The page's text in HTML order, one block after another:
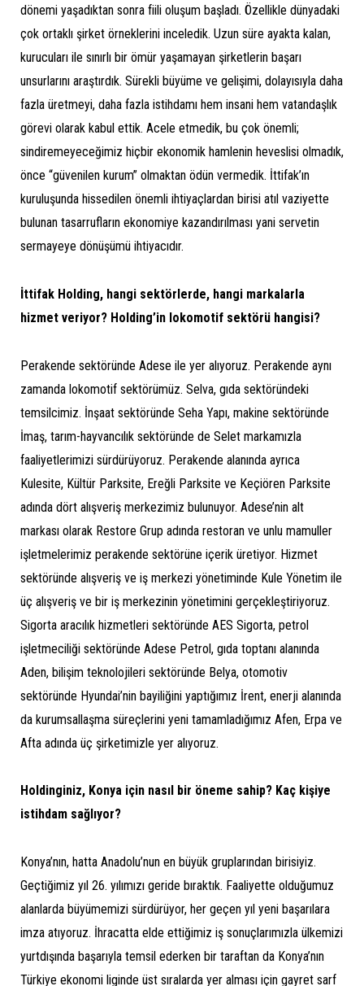
dönemi yaşadıktan sonra fiili oluşum başladı. Özellikle dünyadaki
çok ortaklı şirket örneklerini inceledik. Uzun süre ayakta kalan,
kurucuları ile sınırlı bir ömür yaşamayan şirketlerin başarı
unsurlarını araştırdık. Sürekli büyüme ve gelişimi, dolayısıyla daha
fazla üretmeyi, daha fazla istihdamı hem insani hem vatandaşlık
görevi olarak kabul ettik. Acele etmedik, bu çok önemli;
sindiremeyeceğimiz hiçbir ekonomik hamlenin heveslisi olmadık,
önce “güvenilen kurum” olmaktan ödün vermedik. İttifak’ın
kuruluşunda hissedilen önemli ihtiyaçlardan birisi atıl vaziyette
bulunan tasarrufların ekonomiye kazandırılması yani servetin
sermayeye dönüşümü ihtiyacıdır.
İttifak Holding, hangi sektörlerde, hangi markalarla
hizmet veriyor? Holding’in lokomotif sektörü hangisi?
Perakende sektöründe Adese ile yer alıyoruz. Perakende aynı
zamanda lokomotif sektörümüz. Selva, gıda sektöründeki
temsilcimiz. İnşaat sektöründe Seha Yapı, makine sektöründe
İmaş, tarım-hayvancılık sektöründe de Selet markamızla
faaliyetlerimizi sürdürüyoruz. Perakende alanında ayrıca
Kulesite, Kültür Parksite, Ereğli Parksite ve Keçiören Parksite
adında dört alışveriş merkezimiz bulunuyor. Adese’nin alt
markası olarak Restore Grup adında restoran ve unlu mamuller
işletmelerimiz perakende sektörüne içerik üretiyor. Hizmet
sektöründe alışveriş ve iş merkezi yönetiminde Kule Yönetim ile
üç alışveriş ve bir iş merkezinin yönetimini gerçekleştiriyoruz.
Sigorta aracılık hizmetleri sektöründe AES Sigorta, petrol
işletmeciliği sektöründe Adese Petrol, gıda toptanı alanında
Aden, bilişim teknolojileri sektöründe Belya, otomotiv
sektöründe Hyundai’nin bayiliğini yaptığımız İrent, enerji alanında
da kurumsallaşma süreçlerini yeni tamamladığımız Afen, Erpa ve
Afta adında üç şirketimizle yer alıyoruz.
Holdinginiz, Konya için nasıl bir öneme sahip? Kaç kişiye
istihdam sağlıyor?
Konya’nın, hatta Anadolu’nun en büyük gruplarından birisiyiz.
Geçtiğimiz yıl 26. yılımızı geride bıraktık. Faaliyette olduğumuz
alanlarda büyümemizi sürdürüyor, her geçen yıl yeni başarılara
imza atıyoruz. İhracatta elde ettiğimiz iş sonuçlarımızla ülkemizi
yurtdışında başarıyla temsil ederken bir taraftan da Konya’nın
Türkiye ekonomi liginde üst sıralarda yer alması için gayret sarf